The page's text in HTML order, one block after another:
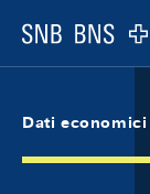
Logo
Dati economici